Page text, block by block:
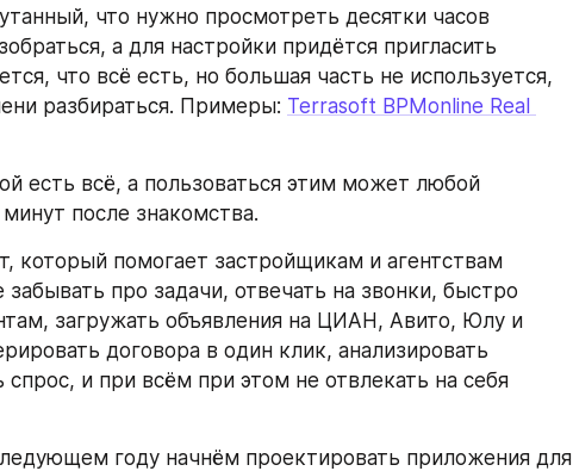
что нужно просмотреть десятки часов
а для настройки придётся пригласить
что всё есть, но большая часть не используется,
разбираться. Примеры: Terrasoft BPMonline Real
есть всё, а пользоваться этим может любой
после знакомства.
который помогает застройщикам и агентствам
забывать про задачи, отвечать на звонки, быстро
загружать объявления на ЦИАН, Авито, Юлу и
договора в один клик, анализировать
и при всём при этом не отвлекать на себя
году начнём проектировать приложения для